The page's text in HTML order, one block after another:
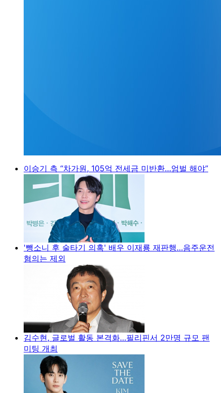
이승기 측 “차가원, 105억 전세금 미반환…엄벌 해야”
'뺑소니 후 술타기 의혹' 배우 이재룡 재판행…음주운전
혐의는 제외
김수현, 글로벌 활동 본격화…필리핀서 2만명 규모 팬
미팅 개최